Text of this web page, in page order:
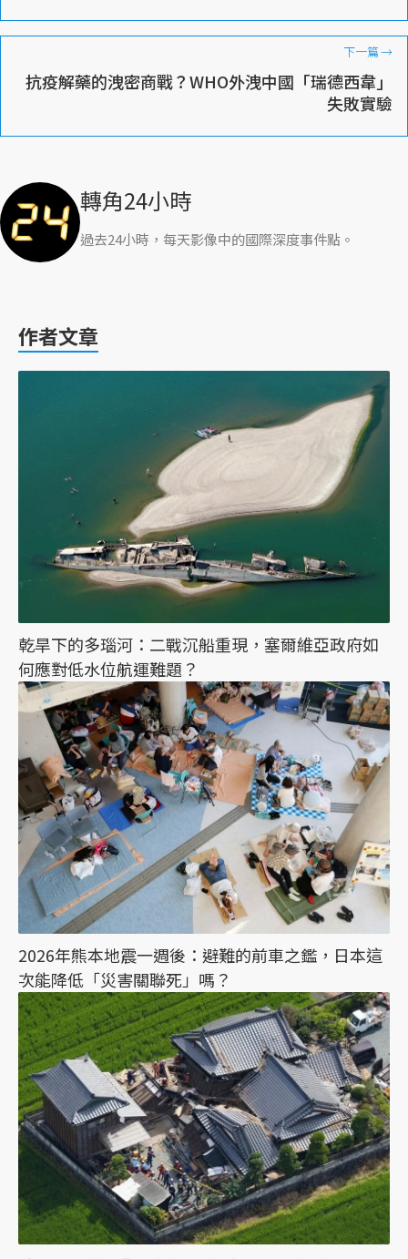
下一篇→
抗疫解藥的洩密商戰？WHO外洩中國「瑞德西韋」
失敗實驗
轉角24小時
過去24小時，每天影像中的國際深度事件點。
作者文章
乾旱下的多瑙河：二戰沉船重現，塞爾維亞政府如
何應對低水位航運難題？
2026年熊本地震一週後：避難的前車之鑑，日本這
次能降低「災害關聯死」嗎？